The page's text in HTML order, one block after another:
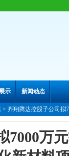
示 新闻动态
> 齐翔腾达控股子公司拟
7000万